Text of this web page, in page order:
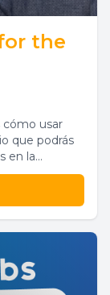
the
cómo usar
que podrás
en la...